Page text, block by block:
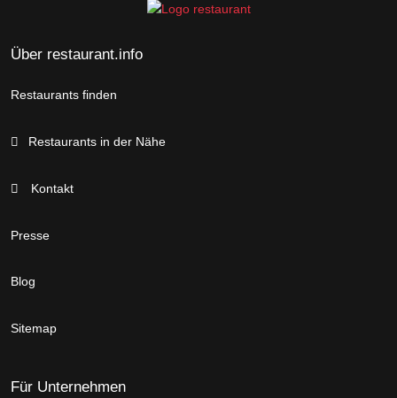
Über restaurant.info
Restaurants finden
Restaurants in der Nähe
Kontakt
Presse
Blog
Sitemap
Für Unternehmen